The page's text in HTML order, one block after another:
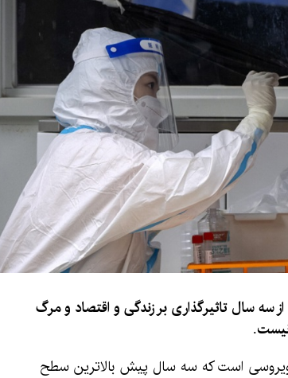
سال تاثیرگذاری بر زندگی و اقتصاد و مرگ
ویروسی است که سه سال پیش بالاترین سطح